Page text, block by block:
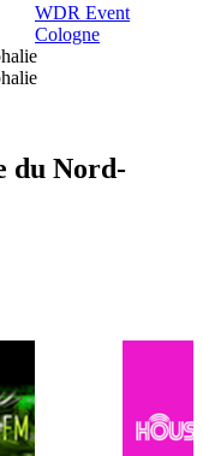
WDR Event
Cologne
du Nord-